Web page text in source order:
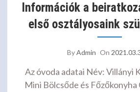
Információk a
első osztályosaink
ByAdmin On
Az óvoda adatai Név: Villányi
Mini Bölcsőde és